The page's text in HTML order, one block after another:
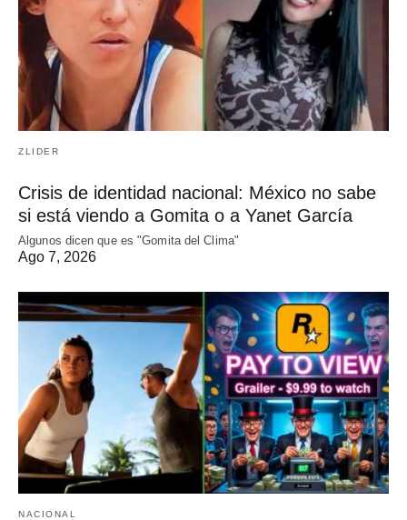
ZLIDER
Crisis de identidad nacional: México no sabe
si está viendo a Gomita o a Yanet García
Algunos dicen que es "Gomita del Clima"
Ago 7, 2026
NACIONAL